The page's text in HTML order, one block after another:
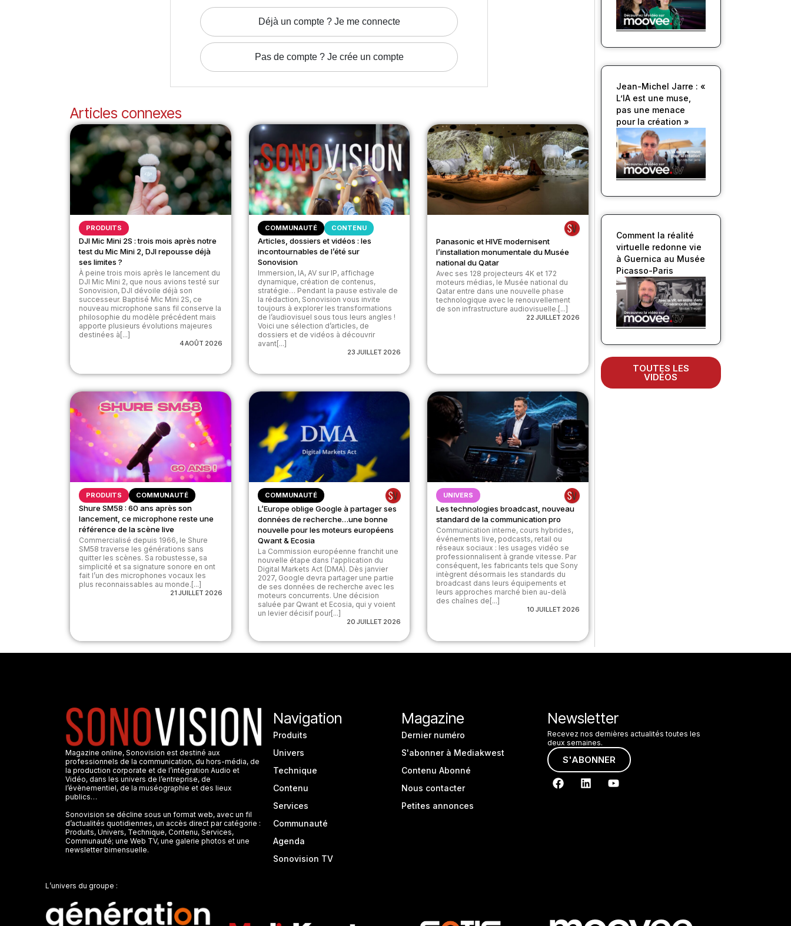
Déjà un compte ? Je me connecte
Pas de compte ? Je crée un compte
Articles connexes
PRODUITS
DJI Mic Mini 2S : trois mois après notre
test du Mic Mini 2, DJI repousse déjà
ses limites ?
À peine trois mois après le lancement du
DJI Mic Mini 2, que nous avions testé sur
Sonovision, DJI dévoile déjà son
successeur. Baptisé Mic Mini 2S, ce
nouveau microphone sans fil conserve la
philosophie du modèle précédent mais
apporte plusieurs évolutions majeures
destinées à[...]
4 AOÛT 2026
COMMUNAUTÉ CONTENU
Articles, dossiers et vidéos : les
incontournables de l’été sur
Sonovision
Immersion, IA, AV sur IP, affichage
dynamique, création de contenus,
stratégie… Pendant la pause estivale de
la rédaction, Sonovision vous invite
toujours à explorer les transformations
de l’audiovisuel sous tous leurs angles !
Voici une sélection d’articles, de
dossiers et de vidéos à découvrir
avant[...]
23 JUILLET 2026
Panasonic et HIVE modernisent
l’installation monumentale du Musée
national du Qatar
Avec ses 128 projecteurs 4K et 172
moteurs médias, le Musée national du
Qatar entre dans une nouvelle phase
technologique avec le renouvellement
de son infrastructure audiovisuelle.[...]
22 JUILLET 2026
PRODUITS COMMUNAUTÉ
Shure SM58 : 60 ans après son
lancement, ce microphone reste une
référence de la scène live
Commercialisé depuis 1966, le Shure
SM58 traverse les générations sans
quitter les scènes. Sa robustesse, sa
simplicité et sa signature sonore en ont
fait l’un des microphones vocaux les
plus reconnaissables au monde.[...]
21 JUILLET 2026
COMMUNAUTÉ
L’Europe oblige Google à partager ses
données de recherche…une bonne
nouvelle pour les moteurs européens
Qwant & Ecosia
La Commission européenne franchit une
nouvelle étape dans l'application du
Digital Markets Act (DMA). Dès janvier
2027, Google devra partager une partie
de ses données de recherche avec les
moteurs concurrents. Une décision
saluée par Qwant et Ecosia, qui y voient
un levier décisif pour[...]
20 JUILLET 2026
UNIVERS
Les technologies broadcast, nouveau
standard de la communication pro
Communication interne, cours hybrides,
événements live, podcasts, retail ou
réseaux sociaux : les usages vidéo se
professionnalisent à grande vitesse. Par
conséquent, les fabricants tels que Sony
intègrent désormais les standards du
broadcast dans leurs équipements et
leurs approches marché bien au-delà
des chaînes de[...]
10 JUILLET 2026
Jean-Michel Jarre : «
L’IA est une muse,
pas une menace
pour la création »
Comment la réalité
virtuelle redonne vie
à Guernica au Musée
Picasso-Paris
TOUTES LES
VIDÉOS
Magazine online, Sonovision est destiné aux
professionnels de la communication, du hors-média, de
la production corporate et de l’intégration Audio et
Vidéo, dans les univers de l’entreprise, de
l’évènementiel, de la muséographie et des lieux
publics…
Sonovision se décline sous un format web, avec un fil
d’actualités quotidiennes, un accès direct par catégorie :
Produits, Univers, Technique, Contenu, Services,
Communauté; une Web TV, une galerie photos et une
newsletter bimensuelle.
Navigation
Produits
Univers
Technique
Contenu
Services
Communauté
Agenda
Sonovision TV
Magazine
Dernier numéro
S'abonner à Mediakwest
Contenu Abonné
Nous contacter
Petites annonces
Newsletter
Recevez nos dernières actualités toutes les
deux semaines.
S'ABONNER
L’univers du groupe :